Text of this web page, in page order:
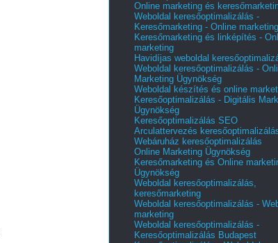
Online marketing és
Weboldal keresőoptimalizálás -
Keresőmarketing - Online marketing
Keresőmarketing és linképítés -
marketing
Havidíjas weboldal
Weboldal keresőoptimalizálás -
Marketing Ügynökség
Weboldal készítés és online
Keresőoptimalizálás - Digitális
Ügynökség
Keresőoptimalizálás SEO
Arculattervezés
Webáruház keresőoptimalizálás
Online Marketing Ügynökség
Keresőmarketing és Online
Ügynökség
Weboldal keresőoptimalizálás,
keresőmarketing
Weboldal keresőoptimalizálás -
marketing
Weboldal keresőoptimalizálás -
Keresőoptimalizálás Budapest